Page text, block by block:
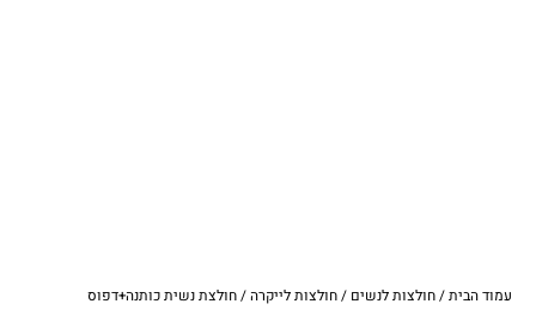
עמוד הבית/חולצות לנשים /חולצות לייקרה/ חולצת נשית כותנה+דפוס